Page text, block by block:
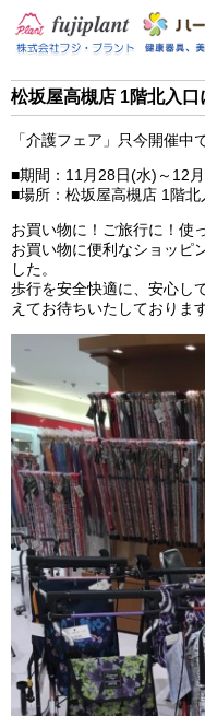
松坂屋高槻店 1階北入口
「介護フェア」只今開催中
■期間：11月28日(水)～12
■場所：松坂屋高槻店 1階北
お買い物に！ご旅行に！使
お買い物に便利なショッピ
した。
歩行を安全快適に、安心し
えてお待ちいたしております